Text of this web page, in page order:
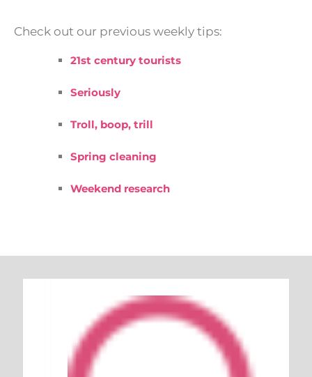
Check out our previous weekly tips:
21st century tourists
Seriously
Troll, boop, trill
Spring cleaning
Weekend research